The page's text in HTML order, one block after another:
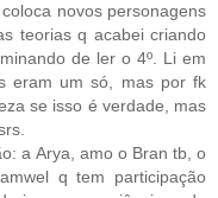
novos personagens
teorias q acabei criando
de ler o 4º. Li em
eram um só, mas por fk
se isso é verdade, mas
a Arya, amo o Bran tb, o
q tem participação